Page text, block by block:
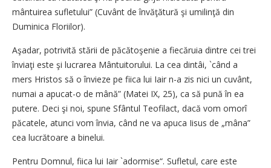
mântuirea sufletului” (Cuvânt de învăţătură şi umilinţă din
Duminica Floriilor).
Aşadar, potrivită stării de păcătoşenie a fiecăruia dintre cei trei
înviaţi este şi lucrarea Mântuitorului. La cea dintâi, `când a
mers Hristos să o învieze pe fiica lui Iair n-a zis nici un cuvânt,
numai a apucat-o de mână” (Matei IX, 25), ca să pună în ea
putere. Deci şi noi, spune Sfântul Teofilact, dacă vom omorî
păcatele, atunci vom învia, când ne va apuca Iisus de „mâna”
cea lucrătoare a binelui.
Pentru Domnul, fiica lui Iair `adormise“. Sufletul, care este